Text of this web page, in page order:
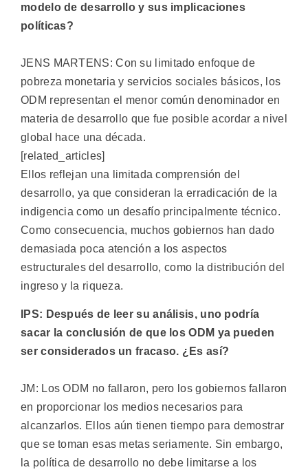
modelo de desarrollo y sus implicaciones
políticas?
JENS MARTENS: Con su limitado enfoque de
pobreza monetaria y servicios sociales básicos, los
ODM representan el menor común denominador en
materia de desarrollo que fue posible acordar a nivel
global hace una década.
[related_articles]
Ellos reflejan una limitada comprensión del
desarrollo, ya que consideran la erradicación de la
indigencia como un desafío principalmente técnico.
Como consecuencia, muchos gobiernos han dado
demasiada poca atención a los aspectos
estructurales del desarrollo, como la distribución del
ingreso y la riqueza.
IPS: Después de leer su análisis, uno podría
sacar la conclusión de que los ODM ya pueden
ser considerados un fracaso. ¿Es así?
JM: Los ODM no fallaron, pero los gobiernos fallaron
en proporcionar los medios necesarios para
alcanzarlos. Ellos aún tienen tiempo para demostrar
que se toman esas metas seriamente. Sin embargo,
la política de desarrollo no debe limitarse a los